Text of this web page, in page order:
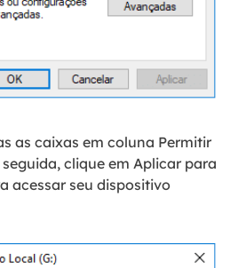
as caixas em coluna Permitir
clique em Aplicar para
acessar seu dispositivo